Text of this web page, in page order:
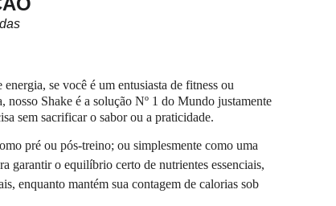
se você é um entusiasta de fitness ou
nosso Shake é a solução Nº 1 do Mundo justamente
sem sacrificar o sabor ou a praticidade.
pré ou pós-treino; ou simplesmente como uma
garantir o equilíbrio certo de nutrientes essenciais,
enquanto mantém sua contagem de calorias sob